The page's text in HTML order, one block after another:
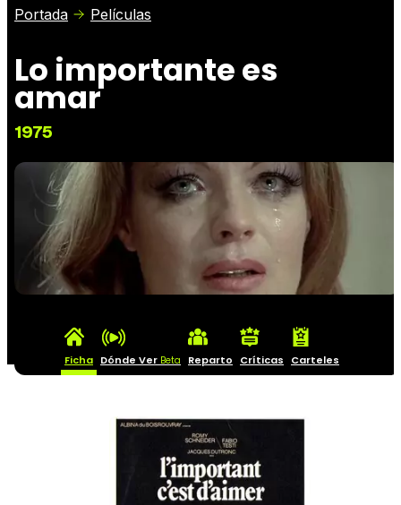
Críticas
Portada Películas
Lo importante es
amar
1975
Ficha Dónde Ver Beta Reparto Críticas Carteles